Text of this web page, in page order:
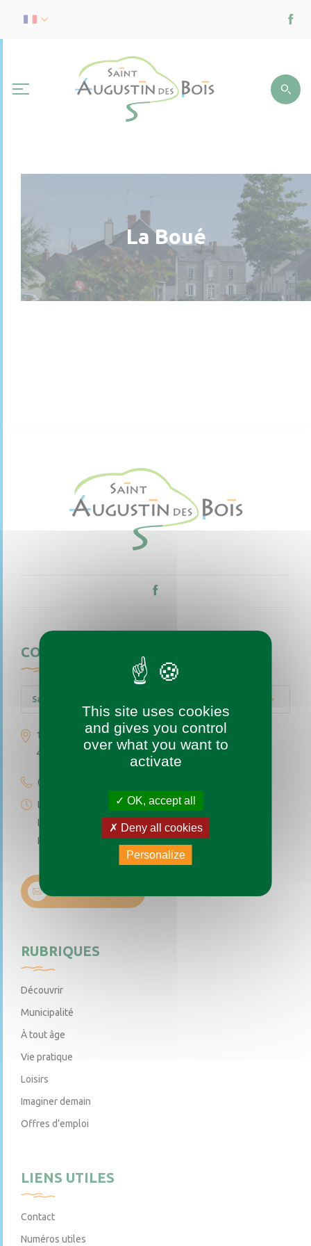
La Boué
CONTACTEZ-NOUS
Saint-Augustin-des-Bois
1 place de l’église
49170 Saint-Augustin-des-Bois
02 41 77 04 49
Lundi au vendredi de 9h à 12h
Le premier et troisième samedi du mois de 9h à 12h
Permanence téléphonique de 14h à 17h (sauf samedi)
RUBRIQUES
Découvrir
Municipalité
À tout âge
Vie pratique
Loisirs
Imaginer demain
Offres d’emploi
LIENS UTILES
Contact
Numéros utiles
This site uses cookies
and gives you control
over what you want to
activate
OK, accept all
Deny all cookies
Personalize